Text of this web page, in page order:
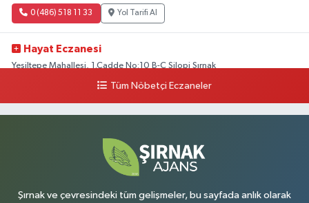
0 (486) 518 11 33 Yol Tarifi Al
Hayat Eczanesi
Yeşiltepe Mahallesi, 1.Cadde No:10 B-C Silopi Şırnak
Yol Tarifi Al
Yenişehir Mahallesi, 8.Cadde No:53 A Silopi Şırnak
Yol Tarifi Al
Tüm Nöbetçi Eczaneler
Şırnak ve çevresindeki tüm gelişmeler, bu sayfada anlık olarak